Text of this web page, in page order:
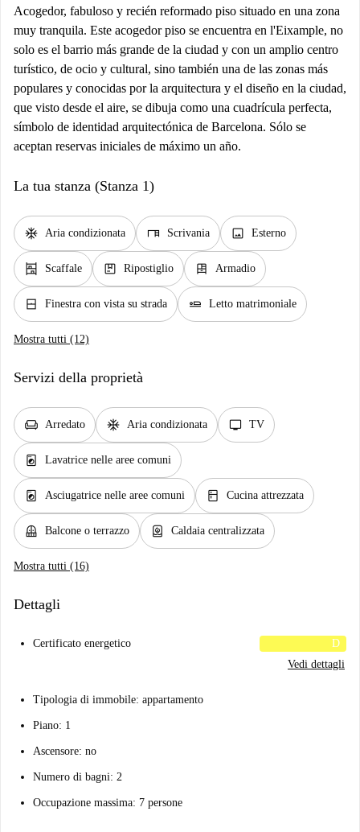
Acogedor, fabuloso y recién reformado piso situado en una zona
muy tranquila. Este acogedor piso se encuentra en l'Eixample, no
solo es el barrio más grande de la ciudad y con un amplio centro
turístico, de ocio y cultural, sino también una de las zonas más
populares y conocidas por la arquitectura y el diseño en la ciudad,
que visto desde el aire, se dibuja como una cuadrícula perfecta,
símbolo de identidad arquitectónica de Barcelona. Sólo se
aceptan reservas iniciales de máximo un año.
La tua stanza (Stanza 1)
ac_unit Aria condizionata desk Scrivania image Esterno
shelves Scaffale package Ripostiglio dresser Armadio
window_closed Finestra con vista su strada airline_seat_flat Letto matrimoniale
Mostra tutti (12)
Servizi della proprietà
chair Arredato ac_unit Aria condizionata tv TV
local_laundry_service Lavatrice nelle aree comuni
local_laundry_service Asciugatrice nelle aree comuni kitchen Cucina attrezzata
balcony Balcone o terrazzo water_heater Caldaia centralizzata
Mostra tutti (16)
Dettagli
Certificato energetico
D
Vedi dettagli
Tipologia di immobile: appartamento
Piano: 1
Ascensore: no
Numero di bagni: 2
Occupazione massima: 7 persone